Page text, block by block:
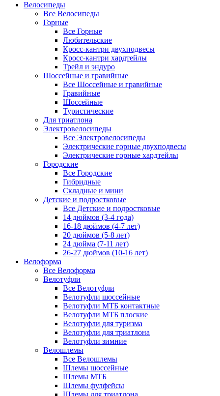
Велосипеды
Все Велосипеды
Горные
Все Горные
Любительские
Кросс-кантри двухподвесы
Кросс-кантри хардтейлы
Трейл и эндуро
Шоссейные и гравийные
Все Шоссейные и гравийные
Гравийные
Шоссейные
Туристические
Для триатлона
Электровелосипеды
Все Электровелосипеды
Электрические горные двухподвесы
Электрические горные хардтейлы
Городские
Все Городские
Гибридные
Складные и мини
Детские и подростковые
Все Детские и подростковые
14 дюймов (3-4 года)
16-18 дюймов (4-7 лет)
20 дюймов (5-8 лет)
24 дюйма (7-11 лет)
26-27 дюймов (10-16 лет)
Велоформа
Все Велоформа
Велотуфли
Все Велотуфли
Велотуфли шоссейные
Велотуфли МТБ контактные
Велотуфли МТБ плоские
Велотуфли для туризма
Велотуфли для триатлона
Велотуфли зимние
Велошлемы
Все Велошлемы
Шлемы шоссейные
Шлемы МТБ
Шлемы фулфейсы
Шлемы для триатлона